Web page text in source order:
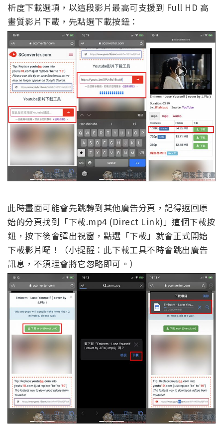
析度下載選項，以這段影片最高可支援到 Full HD 高
畫質影片下載，先點選下載按鈕：
此時畫面可能會先跳轉到其他廣告分頁，記得返回原
始的分頁找到「下載.mp4 (Direct Link)」這個下載按
鈕，按下後會彈出視窗，點選「下載」就會正式開始
下載影片囉！（小提醒：此下載工具不時會跳出廣告
訊息，不須理會將它忽略即可。）